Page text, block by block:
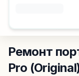
Ремонт
Pro